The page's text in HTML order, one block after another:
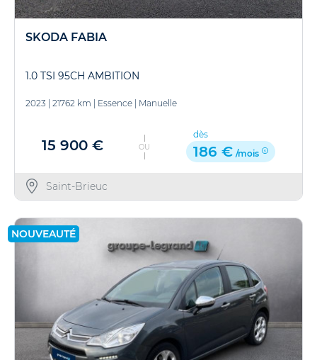
SKODA FABIA
1.0 TSI 95CH AMBITION
2023 21762 km Essence Manuelle
15 900 € OU
dès
186 € /mois
Saint-Brieuc
NOUVEAUTÉ